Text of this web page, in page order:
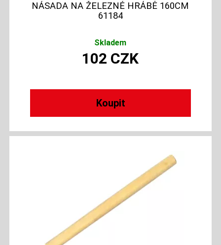
NÁSADA NA ŽELEZNÉ HRÁBĚ 160CM
61184
Skladem
102 CZK